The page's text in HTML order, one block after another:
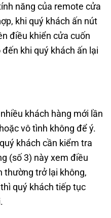
năng của remote cửa
khi quý khách ấn nút
điều khiển cửa cuốn
khi quý khách ấn lại
khách hàng mới lần
vô tình không để ý.
khách cần kiểm tra
(số 3) này xem điều
thường trở lại không,
quý khách tiếp tục